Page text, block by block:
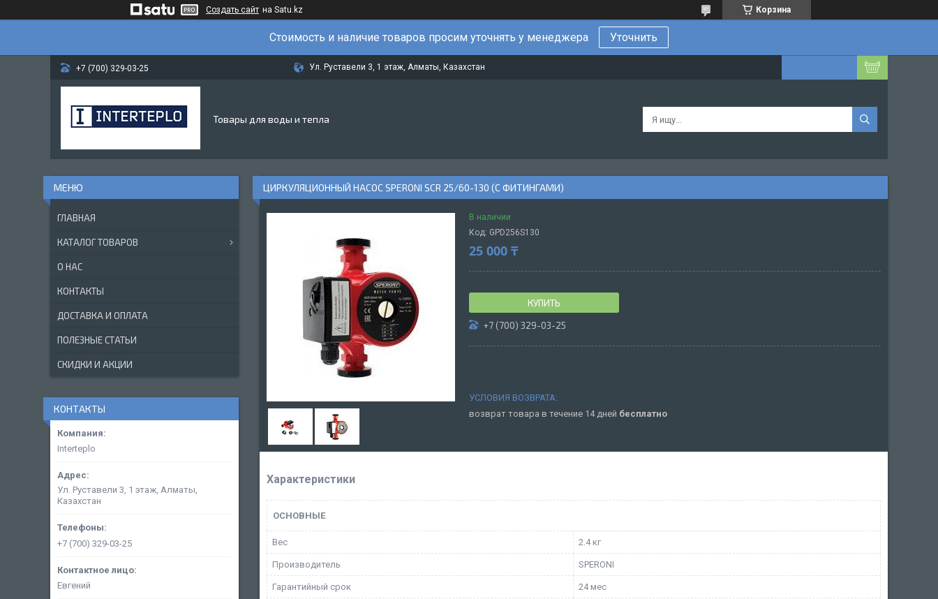
Создать сайт на Satu.kz Корзина
Стоимость и наличие товаров просим уточнять у менеджера Уточнить
+7 (700) 329-03-25 Ул. Руставели 3, 1 этаж, Алматы, Казахстан
Товары для воды и тепла
ЦИРКУЛЯЦИОННЫЙ НАСОС SPERONI SCR 25/60-130 (С ФИТИНГАМИ)
В наличии
Код: GPD256S130
25 000 ₸
КУПИТЬ
+7 (700) 329-03-25
возврат товара в течение 14 дней бесплатно
Характеристики
ОСНОВНЫЕ
Вес 2.4 кг
Производитель SPERONI
Гарантийный срок 24 мес
ГЛАВНАЯ
КАТАЛОГ ТОВАРОВ
О НАС
КОНТАКТЫ
ДОСТАВКА И ОПЛАТА
ПОЛЕЗНЫЕ СТАТЬИ
СКИДКИ И АКЦИИ
КОНТАКТЫ
Interteplo
Ул. Руставели 3, 1 этаж, Алматы,
Казахстан
+7 (700) 329-03-25
Евгений